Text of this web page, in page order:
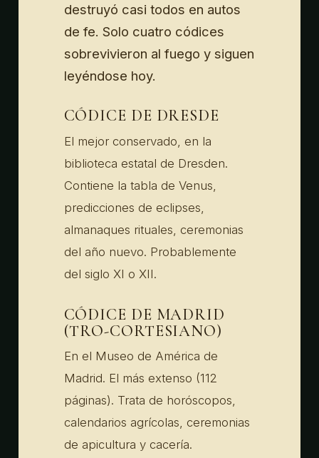
destruyó casi todos en autos
de fe. Solo cuatro códices
sobrevivieron al fuego y siguen
leyéndose hoy.
CÓDICE DE DRESDE
El mejor conservado, en la
biblioteca estatal de Dresden.
Contiene la tabla de Venus,
predicciones de eclipses,
almanaques rituales, ceremonias
del año nuevo. Probablemente
del siglo XI o XII.
CÓDICE DE MADRID
(TRO-CORTESIANO)
En el Museo de América de
Madrid. El más extenso (112
páginas). Trata de horóscopos,
calendarios agrícolas, ceremonias
de apicultura y cacería.